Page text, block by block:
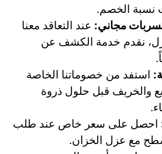
نسبة الخصم.
مجاني: عند التعاقد معنا
نقدم خدمة الكشف عن
استفد من خصوماتنا الخاصة
والخريف قبل حلول ذروة
احصل على سعر خاص عند طلب
مع عزل الخزان.